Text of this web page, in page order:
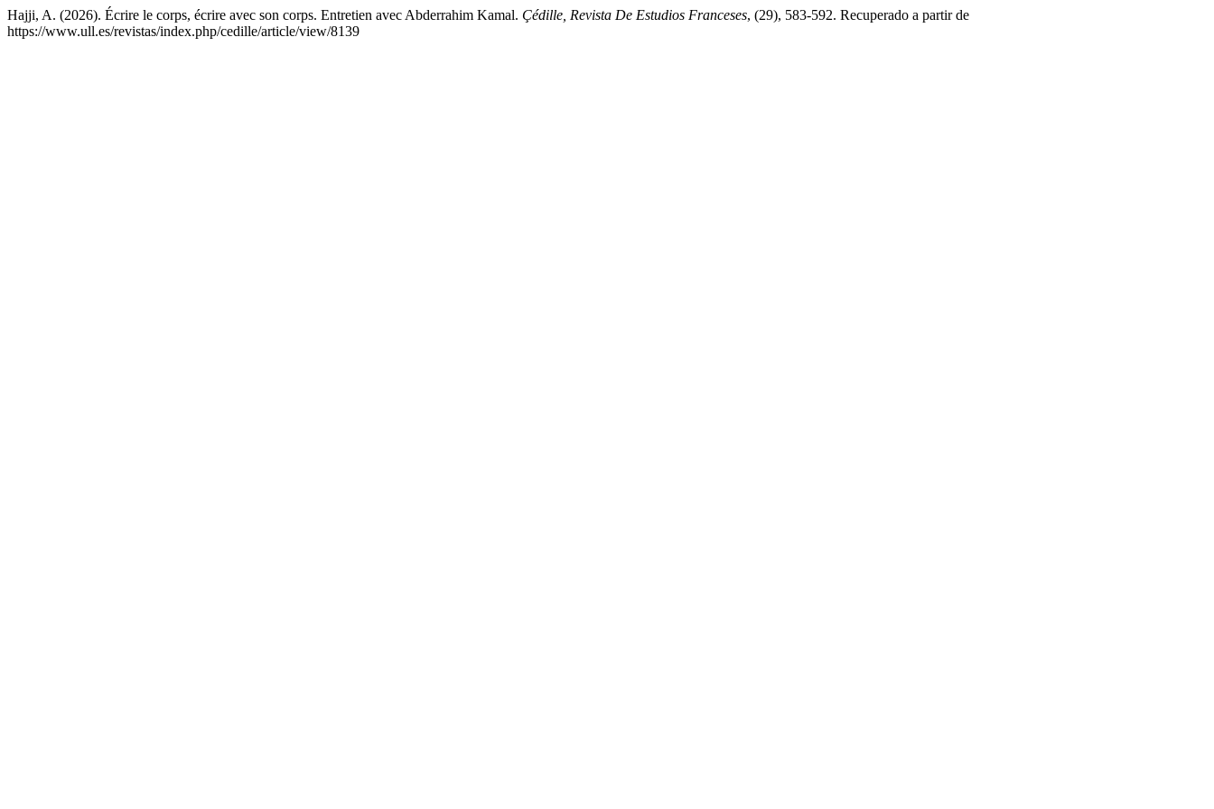
Hajji, A. (2026). Écrire le corps, écrire avec son corps. Entretien avec Abderrahim Kamal. Çédille, Revista De Estudios Franceses, (29), 583-592. Recuperado a partir de
https://www.ull.es/revistas/index.php/cedille/article/view/8139